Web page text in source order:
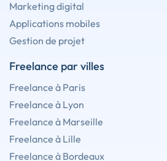
Marketing digital
Applications mobiles
Gestion de projet
Freelance par villes
Freelance à Paris
Freelance à Lyon
Freelance à Marseille
Freelance à Lille
Freelance à Bordeaux